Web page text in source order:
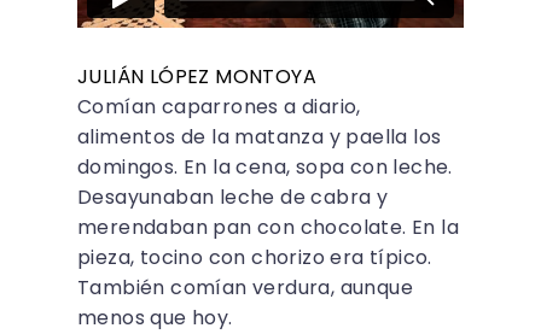
JULIÁN LÓPEZ MONTOYA
Comían caparrones a diario,
alimentos de la matanza y paella los
domingos. En la cena, sopa con leche.
Desayunaban leche de cabra y
merendaban pan con chocolate. En la
pieza, tocino con chorizo era típico.
También comían verdura, aunque
menos que hoy.